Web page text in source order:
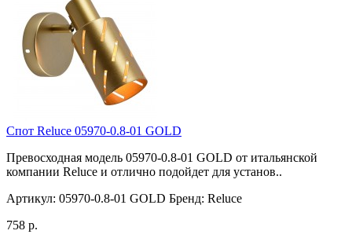
Спот Reluce 05970-0.8-01 GOLD
Превосходная модель 05970-0.8-01 GOLD от итальянской
компании Reluce и отлично подойдет для установ..
Артикул: 05970-0.8-01 GOLD Бренд: Reluce
758 р.